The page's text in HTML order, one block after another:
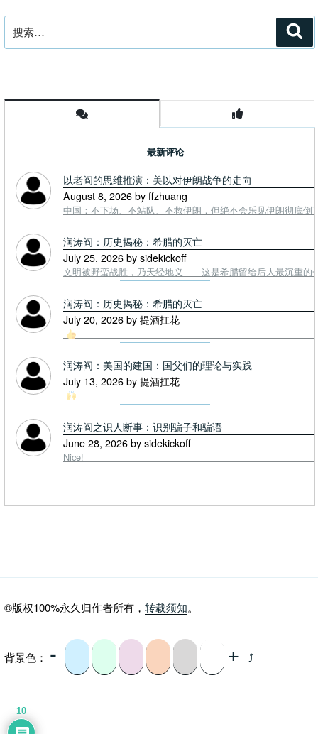
索：
最新评论
以老阎的思维推演：美以对伊朗战争的走向
August 8, 2026 by ffzhuang
中国：不下场、不站队、不救伊朗，但绝不会乐见伊朗彻底
润涛阎：历史揭秘：希腊的灭亡
July 25, 2026 by sidekickoff
文明被野蛮战胜，乃天经地义——这是希腊留给后人最沉重的
润涛阎：历史揭秘：希腊的灭亡
July 20, 2026 by 提酒扛花
润涛阎：美国的建国：国父们的理论与实践
July 13, 2026 by 提酒扛花
润涛阎之识人断事：识别骗子和骗语
June 28, 2026 by sidekickoff
Nice!
©版权100%永久归作者所有， 转载须知。
背景色： - + ⤴
10